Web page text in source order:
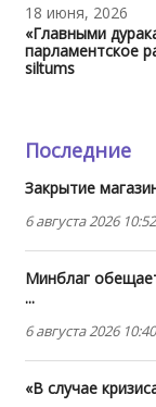
18 июня, 2026
«Главными
парламентское
siltums
Последние
Закрытие
6 августа 2026 10:52
Минблаг
...
6 августа 2026 10:40
«В случае